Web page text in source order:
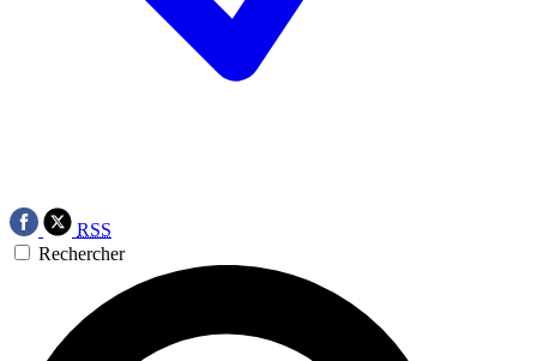
RSS
Rechercher